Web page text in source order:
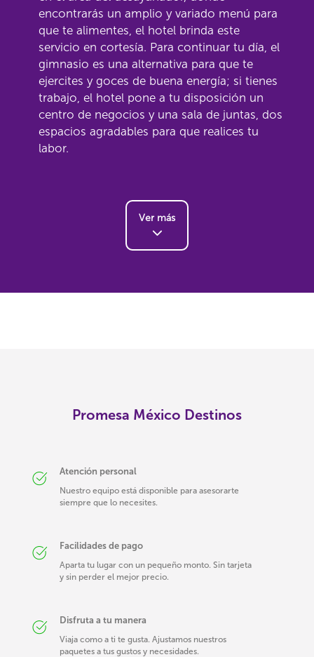
encontrarás un amplio y variado menú para
que te alimentes, el hotel brinda este
servicio en cortesía. Para continuar tu día, el
gimnasio es una alternativa para que te
ejercites y goces de buena energía; si tienes
trabajo, el hotel pone a tu disposición un
centro de negocios y una sala de juntas, dos
espacios agradables para que realices tu
labor.
Ver más
Promesa México Destinos
Atención personal
Nuestro equipo está disponible para asesorarte
siempre que lo necesites.
Facilidades de pago
Aparta tu lugar con un pequeño monto. Sin tarjeta
y sin perder el mejor precio.
Disfruta a tu manera
Viaja como a ti te gusta. Ajustamos nuestros
paquetes a tus gustos y necesidades.